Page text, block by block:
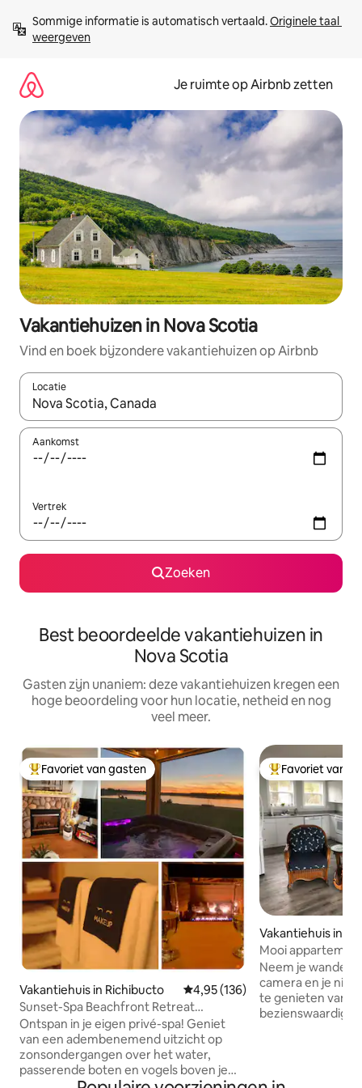
direct
naar
Sommige informatie is automatisch vertaald. Originele taal
weergeven
Je ruimte op Airbnb zetten
Vakantiehuizen in Nova Scotia
Vind en boek bijzondere vakantiehuizen op Airbnb
Locatie
Wanneer er suggesties beschikbaar zijn, maak je een keuze
Aankomst
Vertrek
Zoeken
Best beoordeelde vakantiehuizen in
Nova Scotia
Gasten zijn unaniem: deze vakantiehuizen kregen een
hoge beoordeling voor hun locatie, netheid en nog
veel meer.
Topfavoriet van gasten
Favoriet van gasten
Vakantiehuis in Richibucto Gemiddelde beoordeling van
4,95 (136)
Sunset-Spa Beachfront Retreat
Bubbelbad en Nationaal Park
Ontspan in je eigen privé-spa! Geniet
van een adembenemend uitzicht op
zonsondergangen over het water,
passerende boten en vogels boven je
Topfavoriet van
Favoriet van
Vakantiehuis in
Mooi
aan de baai van
Neem je
camera en je
te genieten van